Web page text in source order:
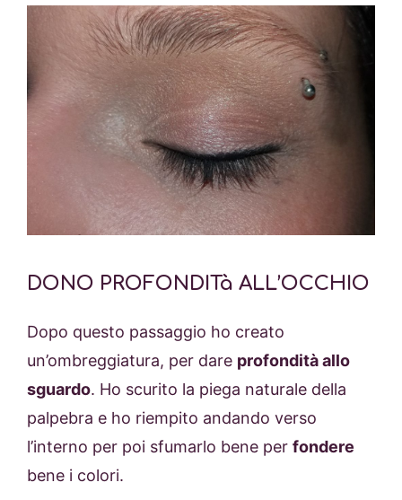
DONO PROFONDITà ALL’OCCHIO
Dopo questo passaggio ho creato
un’ombreggiatura, per dare profondità allo
sguardo. Ho scurito la piega naturale della
palpebra e ho riempito andando verso
l’interno per poi sfumarlo bene per fondere
bene i colori.